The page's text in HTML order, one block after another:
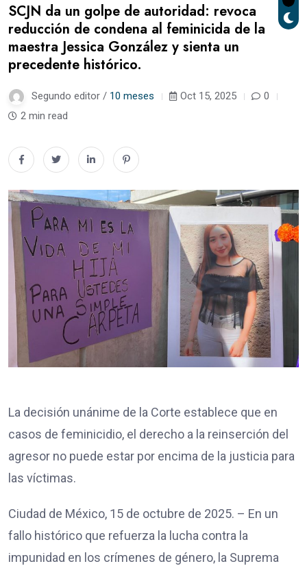
SCJN da un golpe de autoridad: revoca
reducción de condena al feminicida de la
maestra Jessica González y sienta un
precedente histórico.
Segundo editor / 10 meses Oct 15, 2025
0
2 min read
La decisión unánime de la Corte establece que en
casos de feminicidio, el derecho a la reinserción del
agresor no puede estar por encima de la justicia para
las víctimas.
Ciudad de México, 15 de octubre de 2025. – En un
fallo histórico que refuerza la lucha contra la
impunidad en los crímenes de género, la Suprema